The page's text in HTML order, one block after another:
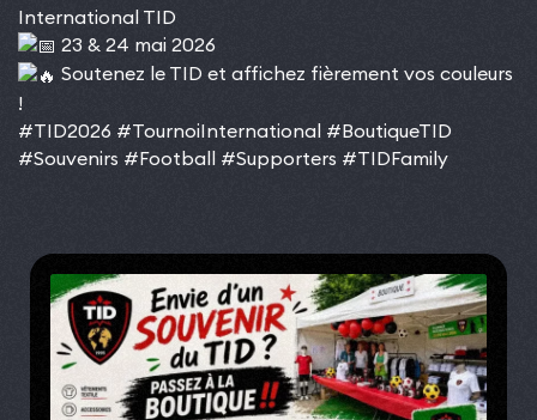
International TID
23 & 24 mai 2026
Soutenez le TID et affichez fièrement vos couleurs
!
#TID2026 #TournoiInternational #BoutiqueTID
#Souvenirs #Football #Supporters #TIDFamily